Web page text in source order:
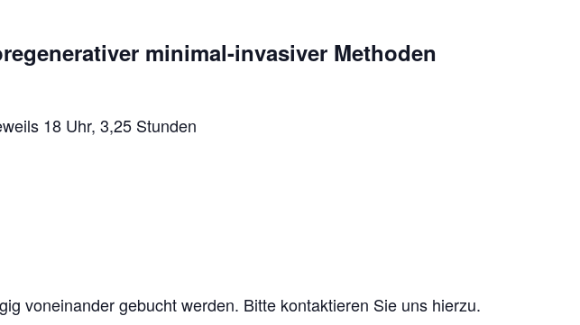
minimal-invasiver Methoden
18 Uhr, 3,25 Stunden
voneinander gebucht werden. Bitte kontaktieren Sie uns hierzu.